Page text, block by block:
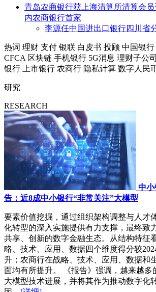
青岛农商银行获上海清算所清算会
内农商银行首家
李源任中国进出口银行四川省
热词 理财 支付 银联 白皮书 投顾 中国银行
CFCA 区块链 手机银行 5G消息 理财子公司
银行
上市银行 农商行 隐私计算 数字人民
研究
RESEARCH
中小
告：近8成中小银行“非常关注”大模型
要素价值挖掘，通过组织架构调整与人才
化转型的深入实施提供有力支撑，最终致
共享、创新的数字金融生态。从结构特征
略、技术、应用、数据四个维度得分较
升；农商行在战略、技术、应用、数据和
面均有所提升。 《报告》强调，越来越多
大模型技术进展，并将其作为推动数字化